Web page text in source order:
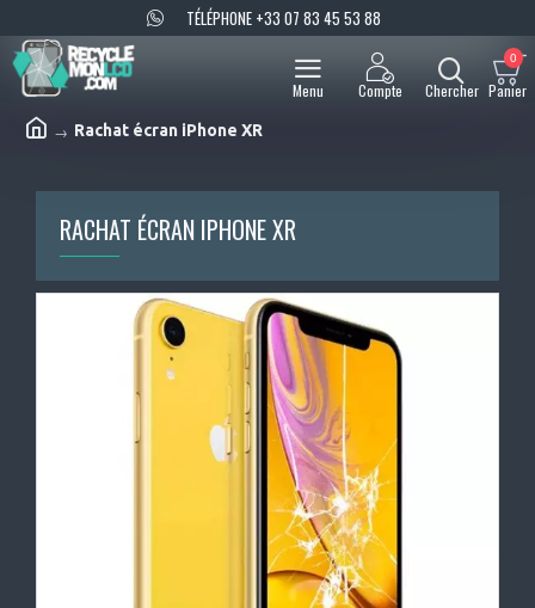
TÉLÉPHONE +33 07 83 45 53 88
0
Rachat écran iPhone XR
RACHAT ÉCRAN IPHONE XR